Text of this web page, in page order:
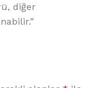
diğer